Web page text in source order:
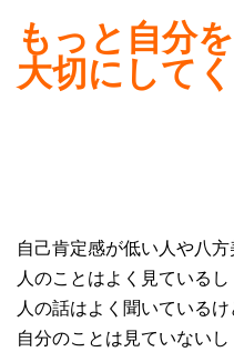
もっと自分を
大切にして
自己肯定感が低い人や八
人のことはよく見ているし
人の話はよく聞いているけ
自分のことは見ていないし